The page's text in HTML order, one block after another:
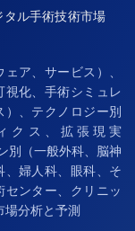
タル手術技術市場
ア、サービス）、
化、手術シミュレ
、テクノロジー別
クス、拡張現実
別（一般外科、脳神
、婦人科、眼科、そ
ンター、クリニッ
分析と予測